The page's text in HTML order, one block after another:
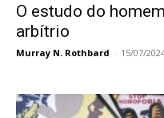
O estudo do
arbítrio
Murray N. Rothbard - 15/07/